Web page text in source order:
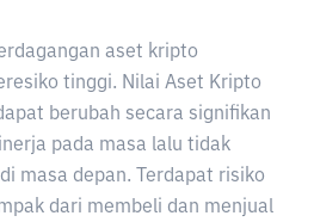
aset kripto
tinggi. Nilai Aset Kripto
berubah secara signifikan
pada masa lalu tidak
masa depan. Terdapat risiko
dari membeli dan menjual